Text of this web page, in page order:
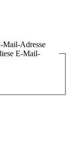
Mail-Adresse
E-Mail-